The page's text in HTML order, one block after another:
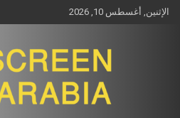
الإثنين, أغسطس 10, 2026